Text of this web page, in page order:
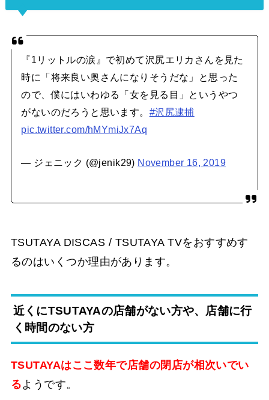
『1リットルの涙』で初めて沢尻エリカさんを見た
時に「将来良い奥さんになりそうだな」と思った
ので、僕にはいわゆる「女を見る目」というやつ
がないのだろうと思います。 #沢尻逮捕
pic.twitter.com/hMYmiJx7Aq
— ジェニック (@jenik29) November 16, 2019
TSUTAYA DISCAS / TSUTAYA TVをおすすめす
るのはいくつか理由があります。
近くにTSUTAYAの店舗がない方や、店舗に行
く時間のない方
TSUTAYAはここ数年で店舗の閉店が相次いでい
るようです。